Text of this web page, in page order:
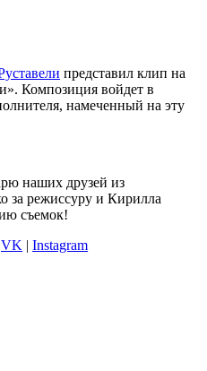
представил клип на
Композиция войдет в
намеченный на эту
наших друзей из
за режиссуру и Кирилла
съемок!
VK | Instagram